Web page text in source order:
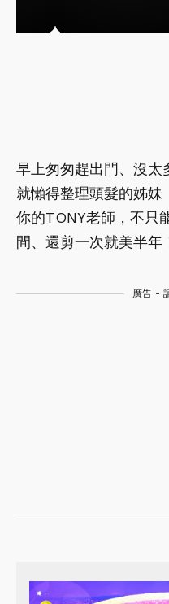
早上匆匆趕出門、沒太
就懶得整理頭髮的姊妹
你的TONY老師，不只
間、還剪一次就美半年
廣告 -